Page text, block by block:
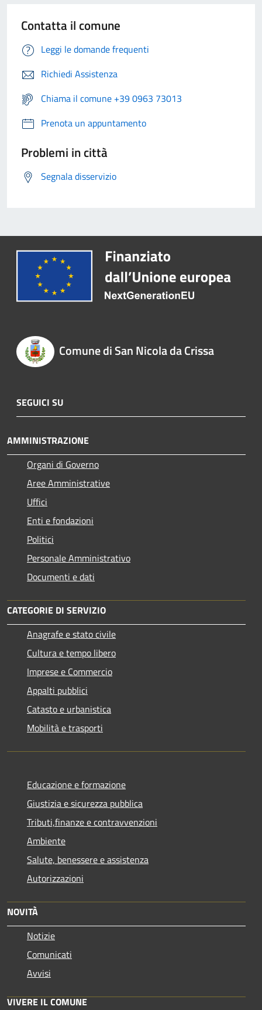
Contatta il comune
Leggi le domande frequenti
Richiedi Assistenza
Chiama il comune +39 0963 73013
Prenota un appuntamento
Problemi in città
Segnala disservizio
Comune di San Nicola da Crissa
SEGUICI SU
AMMINISTRAZIONE
Organi di Governo
Aree Amministrative
Uffici
Enti e fondazioni
Politici
Personale Amministrativo
Documenti e dati
CATEGORIE DI SERVIZIO
Anagrafe e stato civile
Cultura e tempo libero
Imprese e Commercio
Appalti pubblici
Catasto e urbanistica
Mobilità e trasporti
Educazione e formazione
Giustizia e sicurezza pubblica
Tributi,finanze e contravvenzioni
Ambiente
Salute, benessere e assistenza
Autorizzazioni
NOVITÀ
Notizie
Comunicati
Avvisi
VIVERE IL COMUNE